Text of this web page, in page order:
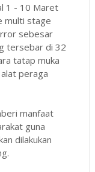
1 - 10 Maret
multi stage
sebesar
tersebar di 32
tatap muka
peraga
manfaat
guna
dilakukan